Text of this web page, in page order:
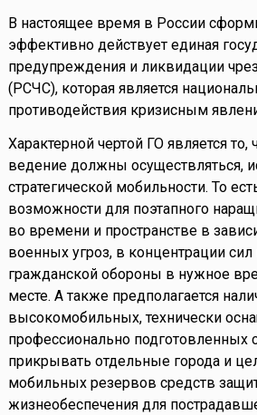
В настоящее время в России
эффективно действует единая
предупреждения и ликвидации
(РСЧС), которая является
противодействия кризисным
Характерной чертой ГО является то,
ведение должны осуществляться,
стратегической мобильности. То
возможности для поэтапного
во времени и пространстве в
военных угроз, в концентрации сил
гражданской обороны в нужное
месте. А также предполагается
высокомобильных, технически
профессионально подготовленных
прикрывать отдельные города и
мобильных резервов средств
жизнеобеспечения для